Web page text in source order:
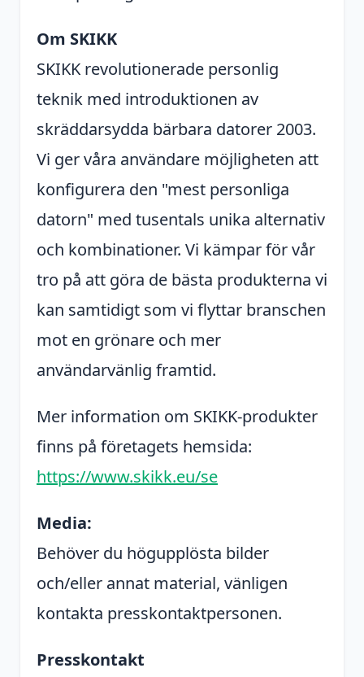
Om SKIKK
SKIKK revolutionerade personlig
teknik med introduktionen av
skräddarsydda bärbara datorer 2003.
Vi ger våra användare möjligheten att
konfigurera den "mest personliga
datorn" med tusentals unika alternativ
och kombinationer. Vi kämpar för vår
tro på att göra de bästa produkterna vi
kan samtidigt som vi flyttar branschen
mot en grönare och mer
användarvänlig framtid.
Mer information om SKIKK-produkter
finns på företagets hemsida:
https://www.skikk.eu/se
Media:
Behöver du högupplösta bilder
och/eller annat material, vänligen
kontakta presskontaktpersonen.
Presskontakt